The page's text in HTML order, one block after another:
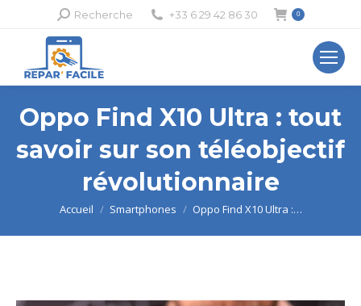
Recherche
Recherche +33 6 29 42 86 30 0
Oppo Find X10 Ultra : tout
savoir sur son téléobjectif
révolutionnaire
Vous êtes ici :
Accueil Smartphones Oppo Find X10 Ultra :…